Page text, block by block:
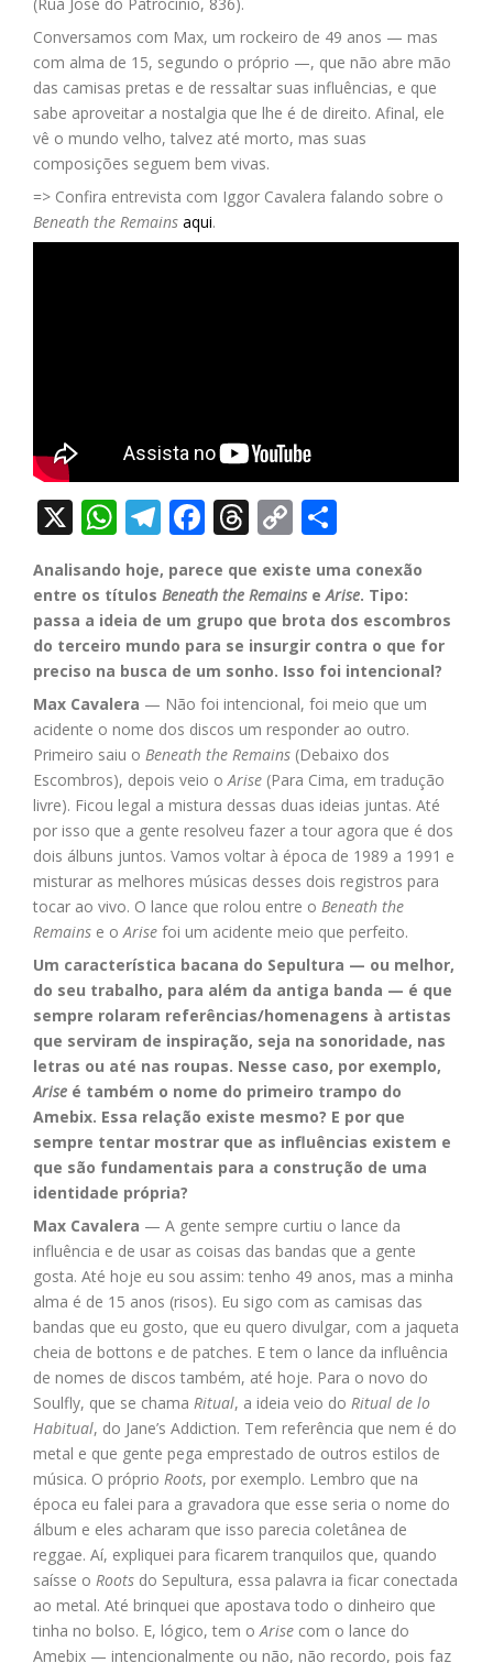
(Rua José do Patrocínio, 836).
Conversamos com Max, um rockeiro de 49 anos — mas
com alma de 15, segundo o próprio —, que não abre mão
das camisas pretas e de ressaltar suas influências, e que
sabe aproveitar a nostalgia que lhe é de direito. Afinal, ele
vê o mundo velho, talvez até morto, mas suas
composições seguem bem vivas.
=> Confira entrevista com Iggor Cavalera falando sobre o
Beneath the Remains aqui.
X WhatsApp
Telegram
Facebook
Threads
Copy
Link
Analisando hoje, parece que existe uma conexão
entre os títulosBeneath the RemainseArise. Tipo:
passa a ideia de um grupo que brota dos escombros
do terceiro mundo para se insurgir contra o que for
preciso na busca de um sonho. Isso foi intencional?
Max Cavalera — Não foi intencional, foi meio que um
acidente o nome dos discos um responder ao outro.
Primeiro saiu oBeneath the Remains (Debaixo dos
Escombros), depois veio oArise (Para Cima, em tradução
livre). Ficou legal a mistura dessas duas ideias juntas. Até
por isso que a gente resolveu fazer a tour agora que é dos
dois álbuns juntos. Vamos voltar à época de 1989 a 1991 e
misturar as melhores músicas desses dois registros para
tocar ao vivo. O lance que rolou entre oBeneath the
Remains e oArise foi um acidente meio que perfeito.
Um característica bacana do Sepultura — ou melhor,
do seu trabalho, para além da antiga banda — é que
sempre rolaram referências/homenagens à artistas
que serviram de inspiração, seja na sonoridade, nas
letras ou até nas roupas. Nesse caso, por exemplo,
Arise é também o nome do primeiro trampo do
Amebix. Essa relação existe mesmo? E por que
sempre tentar mostrar que as influências existem e
que são fundamentais para a construção de uma
identidade própria?
Max Cavalera — A gente sempre curtiu o lance da
influência e de usar as coisas das bandas que a gente
gosta. Até hoje eu sou assim: tenho 49 anos, mas a minha
alma é de 15 anos (risos). Eu sigo com as camisas das
bandas que eu gosto, que eu quero divulgar, com a jaqueta
cheia de bottons e de patches. E tem o lance da influência
de nomes de discos também, até hoje. Para o novo do
Soulfly, que se chamaRitual, a ideia veio doRitual de lo
Habitual, do Jane’s Addiction. Tem referência que nem é do
metal e que gente pega emprestado de outros estilos de
música. O próprioRoots, por exemplo. Lembro que na
época eu falei para a gravadora que esse seria o nome do
álbum e eles acharam que isso parecia coletânea de
reggae. Aí, expliquei para ficarem tranquilos que, quando
saísse oRoots do Sepultura, essa palavra ia ficar conectada
ao metal. Até brinquei que apostava todo o dinheiro que
tinha no bolso. E, lógico, tem oArise com o lance do
Amebix — intencionalmente ou não, não recordo, pois faz